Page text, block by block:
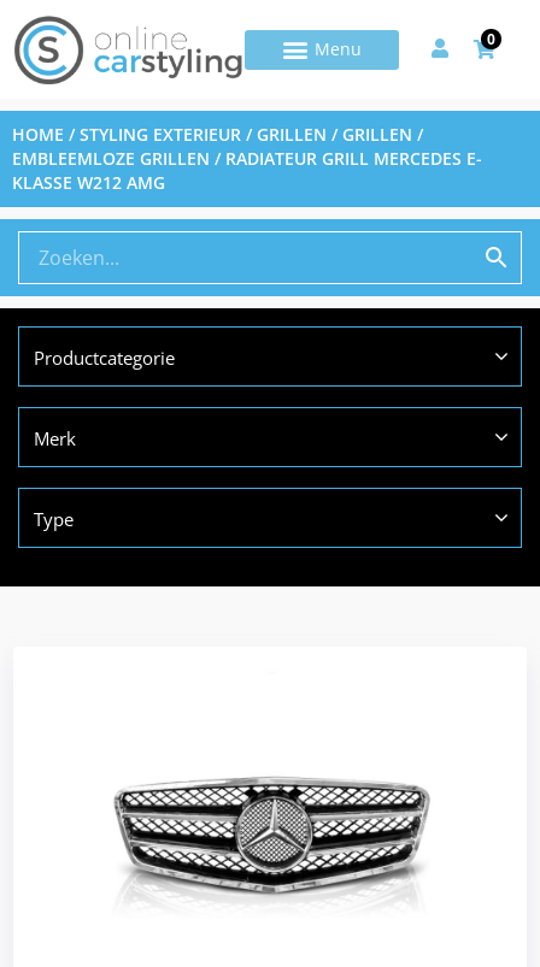
0
HOME /STYLING EXTERIEUR / GRILLEN / GRILLEN /
EMBLEEMLOZE GRILLEN / RADIATEUR GRILL MERCEDES E-
KLASSE W212 AMG
Productcategorie
Merk
Type